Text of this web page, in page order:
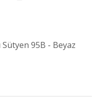
Sütyen 95B - Beyaz